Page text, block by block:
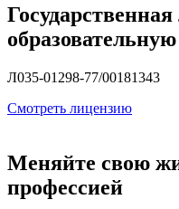
Л035-01298-77/00181343
Смотреть лицензию
Меняйте свою
профессией